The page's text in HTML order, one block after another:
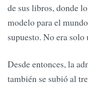
de sus libros, donde
modelo para el
supuesto. No era
Desde entonces, la
también se subió al